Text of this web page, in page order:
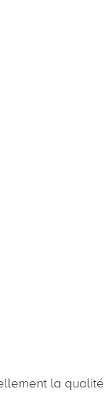
la qualité